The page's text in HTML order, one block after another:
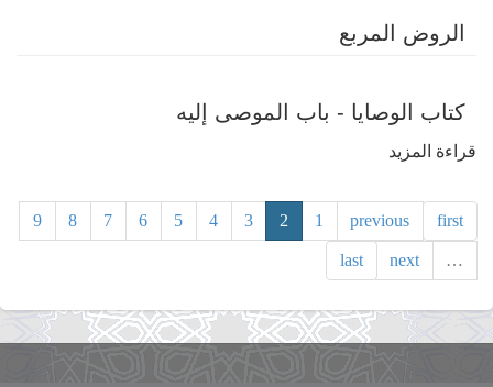
الروض المربع
كتاب الوصايا - باب الموصى إليه
قراءة المزيد
الوصايا
باب
الموصى
إليه
first
previous
1
2
3
4
5
6
7
8
9
…
next
last